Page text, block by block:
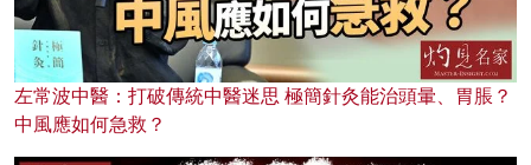
左常波中醫：打破傳統中醫迷思 極簡針灸能治頭暈、胃脹？
中風應如何急救？